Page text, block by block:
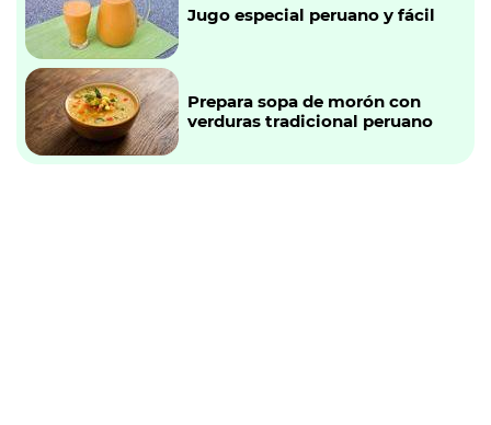
Jugo especial peruano y fácil
Prepara sopa de morón con
verduras tradicional peruano